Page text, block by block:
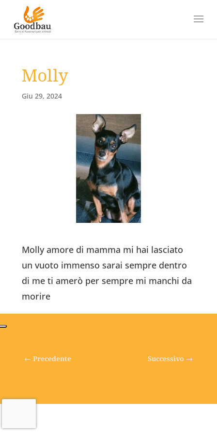
Molly
Giu 29, 2024
Molly amore di mamma mi hai lasciato
un vuoto immenso sarai sempre dentro
di me ti amerò per sempre mi manchi da
morire
← Precedente Successivo →